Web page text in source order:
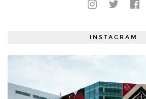
INSTAGRAM